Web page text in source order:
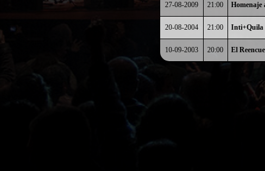
27-08-2009 21:00 Homenaje
20-08-2004 21:00 Inti+Quila
10-09-2003 20:00 El